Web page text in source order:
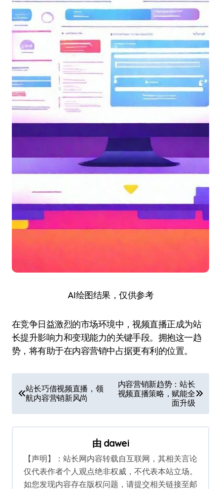
AI绘图结果，仅供参考
在竞争日益激烈的市场环境中，视频直播正成为站
长提升影响力和变现能力的关键手段。拥抱这一趋
势，将有助于在内容营销中占据更有利的位置。
章
导
航
站长巧借视频直播，领
航内容营销新风尚
内容营销新趋势：站长
视频直播策略，赋能全
面升级
由 dawei
【声明】：站长网内容转载自互联网，其相关言论
仅代表作者个人观点绝非权威，不代表本站立场。
如您发现内容存在版权问题，请提交相关链接至邮